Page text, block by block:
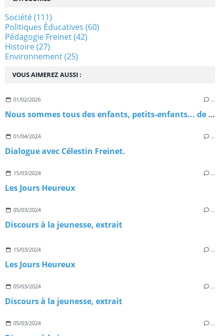
VOUS AIMEREZ AUSSI :
01/02/2026 …
Nous sommes tous des enfants, petits-enfants... de migrants
01/04/2024 …
Dialogue avec Célestin Freinet.
15/03/2024 …
Les Jours Heureux
05/03/2024 …
Discours à la jeunesse, extrait
15/03/2024 …
Les Jours Heureux
05/03/2024 …
Discours à la jeunesse, extrait
05/03/2024 …
Société(111)
Politiques Éducatives (60)
Pédagogie Freinet(42)
Histoire(27)
Environnement(25)